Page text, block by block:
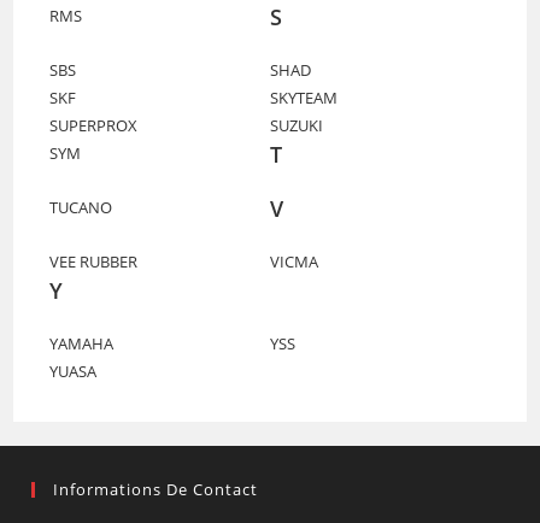
RMS S
SBS
SHAD
SKF
SKYTEAM
SUPERPROX
SUZUKI
SYM
T
TUCANO V
VEE RUBBER VICMA
Y
YAMAHA
YSS
YUASA
Informations De Contact